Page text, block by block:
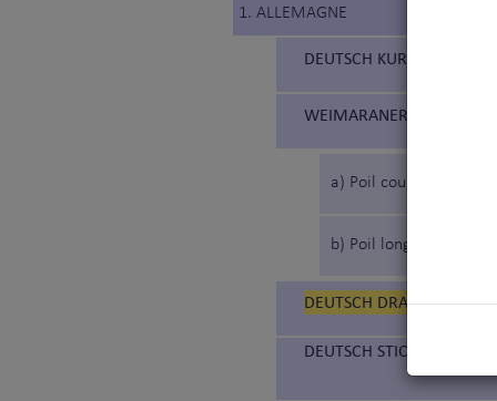
1. ALLEMAGNE
DEUTSCH KURZHAAR
WEIMARANER (99)
a) Poil court
b) Poil long
DEUTSCH DRAHTHAAR
DEUTSCH STICHELHAAR